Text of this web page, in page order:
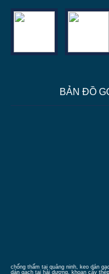
BẢN ĐỒ
chống thấm tại quảng ninh, keo dán
dán gạch tại hải dương, khoan cấy